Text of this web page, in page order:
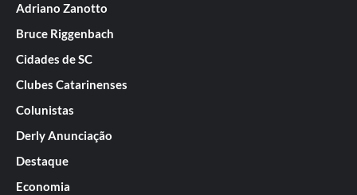
Adriano Zanotto
Bruce Riggenbach
Cidades de SC
Clubes Catarinenses
Colunistas
Derly Anunciação
Destaque
Economia